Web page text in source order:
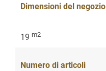
Dimensioni del negozio
19 m2
Numero di articoli